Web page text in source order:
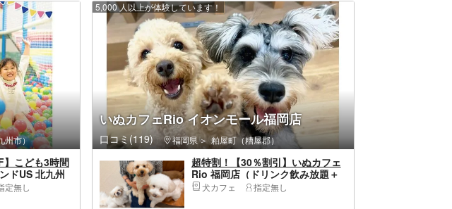
州市）
】こども3時間
ドUS 北九州
定無し
いぬカフェRio イオンモール福岡店
口コミ(119) 福岡県 粕屋町（糟屋郡）
5,000 人以上が体験しています！
超特割！【30％割引】いぬカフェ
Rio 福岡店（ドリンク飲み放題＋
犬おやつ付き）
犬カフェ 指定無し